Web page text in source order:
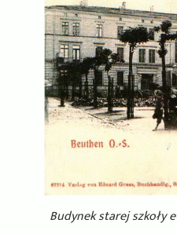
Budynek starej szkoły